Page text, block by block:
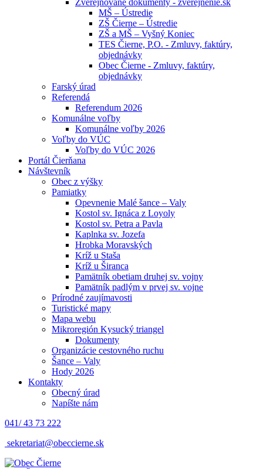
Zverejňované dokumenty - zverejnenie.sk
MŠ – Ústredie
ZŠ Čierne – Ústredie
ZŠ a MŠ – Vyšný Koniec
TES Čierne, P.O. - Zmluvy, faktúry,
objednávky
Obec Čierne - Zmluvy, faktúry,
objednávky
Farský úrad
Referendá
Referendum 2026
Komunálne voľby
Komunálne voľby 2026
Voľby do VÚC
Voľby do VÚC 2026
Portál Čierňana
Návštevník
Obec z výšky
Pamiatky
Opevnenie Malé šance – Valy
Kostol sv. Ignáca z Loyoly
Kostol sv. Petra a Pavla
Kaplnka sv. Jozefa
Hrobka Moravských
Kríž u Staša
Kríž u Širanca
Pamätník obetiam druhej sv. vojny
Pamätník padlým v prvej sv. vojne
Prírodné zaujímavosti
Turistické mapy
Mapa webu
Mikroregión Kysucký triangel
Dokumenty
Organizácie cestovného ruchu
Šance – Valy
Hody 2026
Kontakty
Obecný úrad
Napíšte nám
041/ 43 73 222
sekretariat@obeccierne.sk